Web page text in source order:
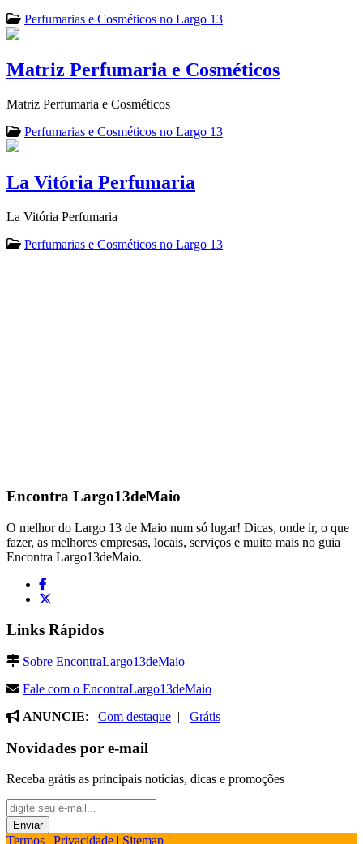
Perfumarias e Cosméticos no Largo 13
Matriz Perfumaria e Cosméticos
Matriz Perfumaria e Cosméticos
Perfumarias e Cosméticos no Largo 13
La Vitória Perfumaria
La Vitória Perfumaria
Perfumarias e Cosméticos no Largo 13
Encontra Largo13deMaio
O melhor do Largo 13 de Maio num só lugar! Dicas, onde ir, o que
fazer, as melhores empresas, locais, serviços e muito mais no guia
Encontra Largo13deMaio.
Links Rápidos
Sobre EncontraLargo13deMaio
Fale com o EncontraLargo13deMaio
ANUNCIE: Com destaque | Grátis
Novidades por e-mail
Receba grátis as principais notícias, dicas e promoções
Termos | Privacidade | Sitemap